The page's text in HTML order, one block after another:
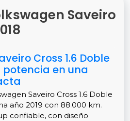
Saveiro
Cross 1.6 Doble
potencia en una
Saveiro Cross 1.6 Doble
año 2019 con 88.000 km.
confiable, con diseño